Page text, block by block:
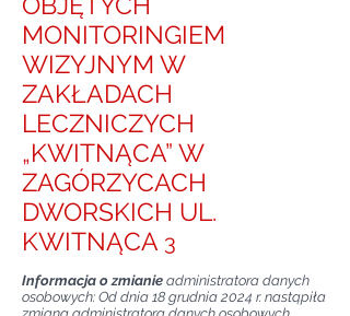
MONITORINGIEM
WIZYJNYM W
ZAKŁADACH
LECZNICZYCH
„KWITNĄCA” W
ZAGÓRZYCACH
DWORSKICH UL.
KWITNĄCA 3
​Informacja o zmianie administratora danych
osobowych: Od dnia 18 grudnia 2024 r. nastąpiła